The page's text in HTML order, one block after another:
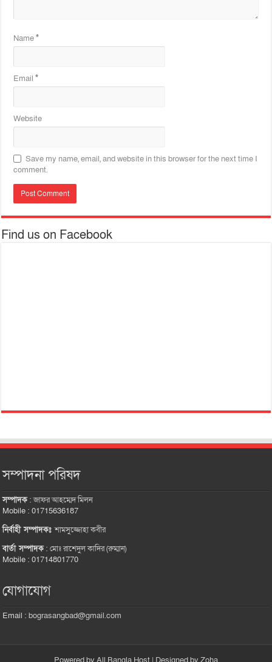
Name*
Email*
Website
Save my name, email, and website in this browser for the next time I
comment.
Find us on Facebook
সম্পাদনা পরিষদ
সম্পাদক:জাফর আহম্মেদ মিলন
Mobile : 01715636187
নির্বাহী সম্পাদকঃশামসুজ্জোহা কবীর
বার্তা সম্পাদক:মোঃ রাশেদুল কাদির (রুম্মান)
Mobile : 01714801770
যোগাযোগ
Email :bograsangbad@gmail.com